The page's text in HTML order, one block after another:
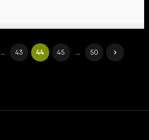
... 43 44 45 ... 50